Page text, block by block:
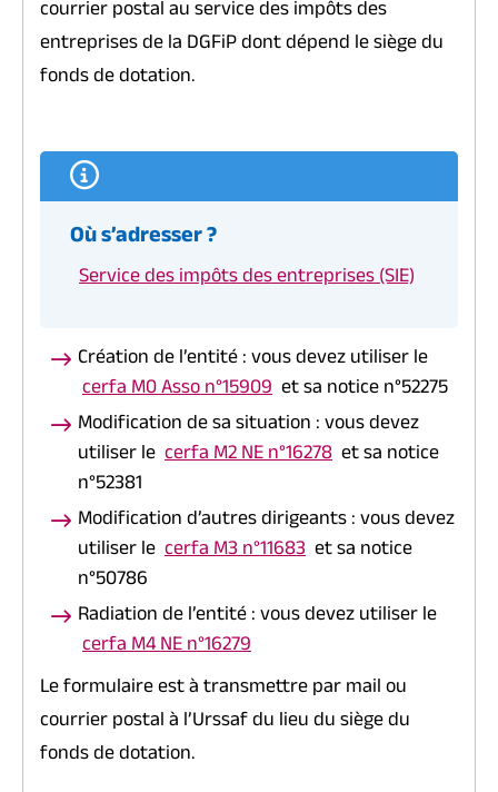
courrier postal au service des impôts des
entreprises de la DGFiP dont dépend le siège du
fonds de dotation.
Où s’adresser ?
Service des impôts des entreprises (SIE)
Création de l’entité : vous devez utiliser le
cerfa M0 Asso n°15909 et sa notice n°52275
Modification de sa situation : vous devez
utiliser le cerfa M2 NE n°16278 et sa notice
n°52381
Modification d’autres dirigeants : vous devez
utiliser le cerfa M3 n°11683 et sa notice
n°50786
Radiation de l’entité : vous devez utiliser le
cerfa M4 NE n°16279
Le formulaire est à transmettre par mail ou
courrier postal à l’Urssaf du lieu du siège du
fonds de dotation.